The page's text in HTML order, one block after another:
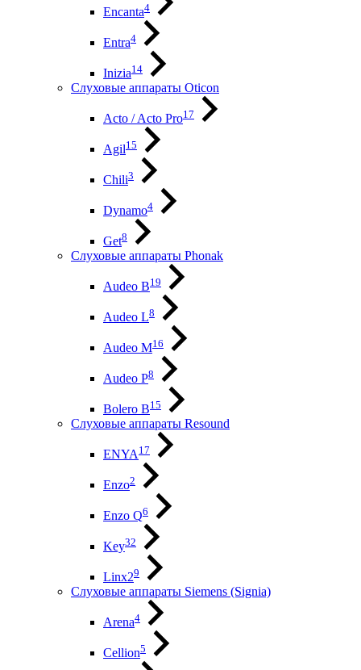
Encanta4
Entra4
Inizia14
Слуховые аппараты Oticon
Acto / Acto Pro17
Agil15
Chili3
Dynamo4
Get8
Слуховые аппараты Phonak
Audeo B19
Audeo L8
Audeo М16
Audeo P8
Bolero B15
Слуховые аппараты Resound
ENYA 17
Enzo2
Enzo Q6
Key32
Linx29
Слуховые аппараты Siemens (Signia)
Arena4
Cellion5